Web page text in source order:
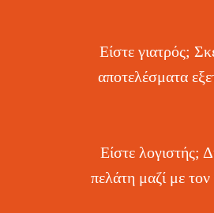
Είστε γιατρός;
αποτελέσματα
Είστε λογιστής;
πελάτη μαζί με